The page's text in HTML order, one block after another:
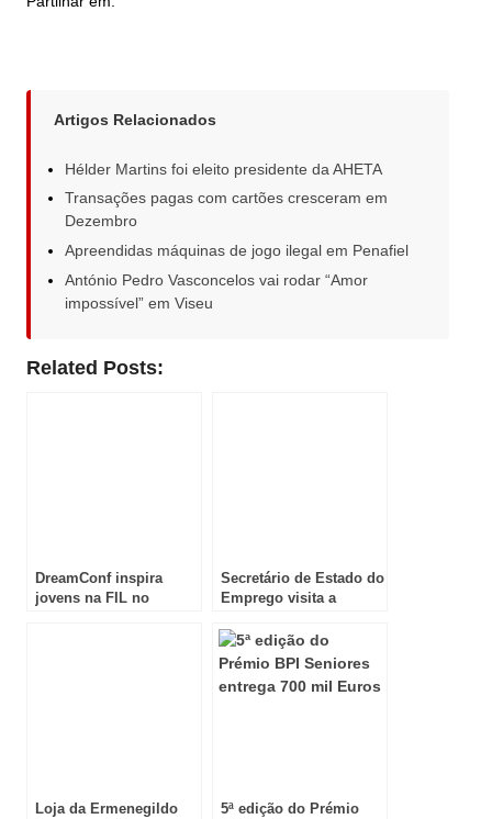
Artigos Relacionados
Hélder Martins foi eleito presidente da AHETA
Transações pagas com cartões cresceram em
Dezembro
Apreendidas máquinas de jogo ilegal em Penafiel
António Pedro Vasconcelos vai rodar “Amor
impossível” em Viseu
Related Posts:
DreamConf inspira
jovens na FIL no
Secretário de Estado do
Emprego visita a
Loja da Ermenegildo
5ª edição do Prémio